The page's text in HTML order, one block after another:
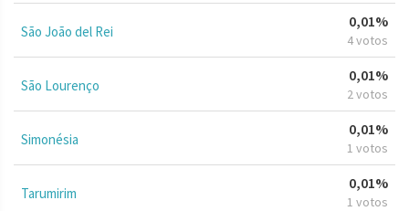
São João del Rei
0,01%
4 votos
São Lourenço
0,01%
2 votos
Simonésia
0,01%
1 votos
Tarumirim
0,01%
1 votos